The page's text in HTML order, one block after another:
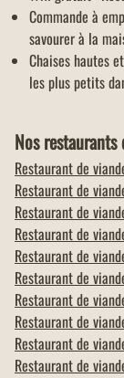
Commande à
savourer à la
Chaises hautes
les plus petits
Nos
Restaurant de
Restaurant de
Restaurant de
Restaurant de
Restaurant de
Restaurant de
Restaurant de
Restaurant de
Restaurant de
Restaurant de